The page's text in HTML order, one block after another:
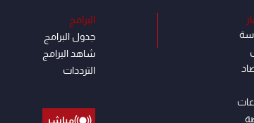
البرامج
جدول البرامج
شاهد البرامج
الترددات
مباشر